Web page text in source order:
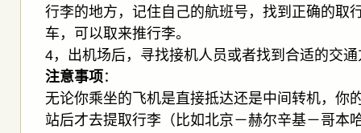
行李的地方，记住自己的航班号，找到正确的取
车，可以取来推行李。
4，出机场后，寻找接机人员或者找到合适的交通
注意事项：
无论你乘坐的飞机是直接抵达还是中间转机，你
站后才去提取行李（比如北京－赫尔辛基－哥本